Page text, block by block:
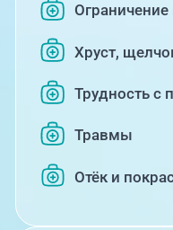
Хруст,
Трудность с
Травмы
Отёк и